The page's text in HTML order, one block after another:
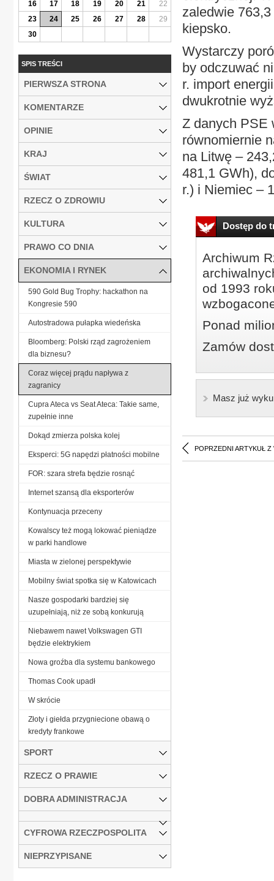
zaledwie
kiepsko.
Wystarczy
by odczuwać
r. import
dwukrotnie
Z danych PSE
równomiernie
na Litwę –
481,1 GWh),
r.) i Niemiec –
Dostęp do
Archiwum
od 1993
Ponad
Zamów
Masz już
POPRZEDNI ARTYKUŁ Z
16
17 18 19 20 21
22
23
24 25 26 27 28
29
30
SPIS TREŚCI
PIERWSZA STRONA
KOMENTARZE
OPINIE
KRAJ
ŚWIAT
RZECZ O ZDROWIU
KULTURA
PRAWO CO DNIA
EKONOMIA I RYNEK
590 Gold Bug Trophy: hackathon na
Kongresie 590
Autostradowa pułapka wiedeńska
Bloomberg: Polski rząd zagrożeniem
dla biznesu?
Coraz więcej prądu napływa z
zagranicy
Cupra Ateca vs Seat Ateca: Takie same,
zupełnie inne
Dokąd zmierza polska kolej
Eksperci: 5G napędzi płatności mobilne
FOR: szara strefa będzie rosnąć
Internet szansą dla eksporterów
Kontynuacja przeceny
Kowalscy też mogą lokować pieniądze
w parki handlowe
Miasta w zielonej perspektywie
Mobilny świat spotka się w Katowicach
Nasze gospodarki bardziej się
uzupełniają, niż ze sobą konkurują
Niebawem nawet Volkswagen GTI
będzie elektrykiem
Nowa groźba dla systemu bankowego
Thomas Cook upadł
W skrócie
Złoty i giełda przygniecione obawą o
kredyty frankowe
SPORT
RZECZ O PRAWIE
DOBRA ADMINISTRACJA
CYFROWA RZECZPOSPOLITA
NIEPRZYPISANE